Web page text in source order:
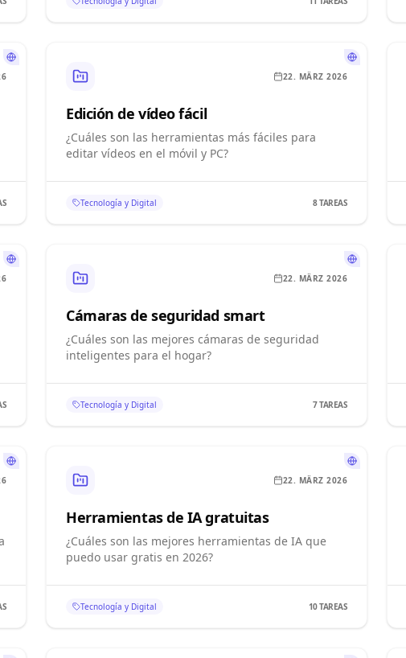
22. MÄRZ 2026
Edición de vídeo fácil
¿Cuáles son las herramientas más fáciles para
editar vídeos en el móvil y PC?
Tecnología y Digital 8TAREAS
22. MÄRZ 2026
Cámaras de seguridad smart
¿Cuáles son las mejores cámaras de seguridad
inteligentes para el hogar?
Tecnología y Digital 7TAREAS
22. MÄRZ 2026
Herramientas de IA gratuitas
¿Cuáles son las mejores herramientas de IA que
puedo usar gratis en 2026?
Tecnología y Digital 10TAREAS